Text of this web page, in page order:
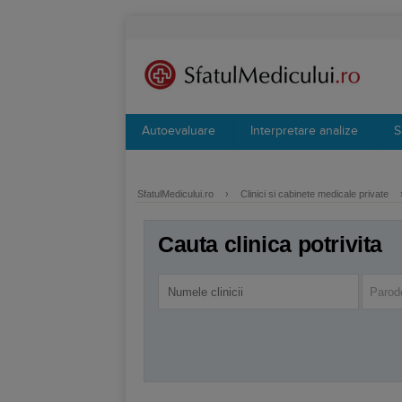
Autoevaluare Interpretare analize
SfatulMedicului.ro › Clinici si cabinete medicale private
Cauta clinica potrivita